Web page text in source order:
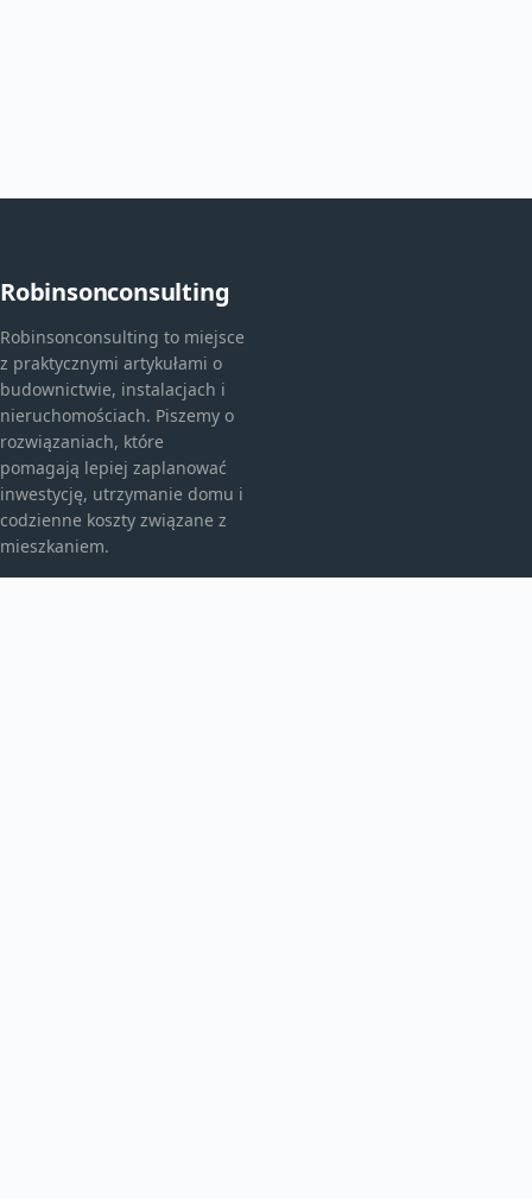
Robinsonconsulting
Robinsonconsulting to miejsce
z praktycznymi artykułami o
budownictwie, instalacjach i
nieruchomościach. Piszemy o
rozwiązaniach, które
pomagają lepiej zaplanować
inwestycję, utrzymanie domu i
codzienne koszty związane z
mieszkaniem.